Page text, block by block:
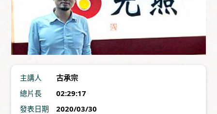
主講人
古承宗
總片長
02:29:17
發表日期
2020/03/30